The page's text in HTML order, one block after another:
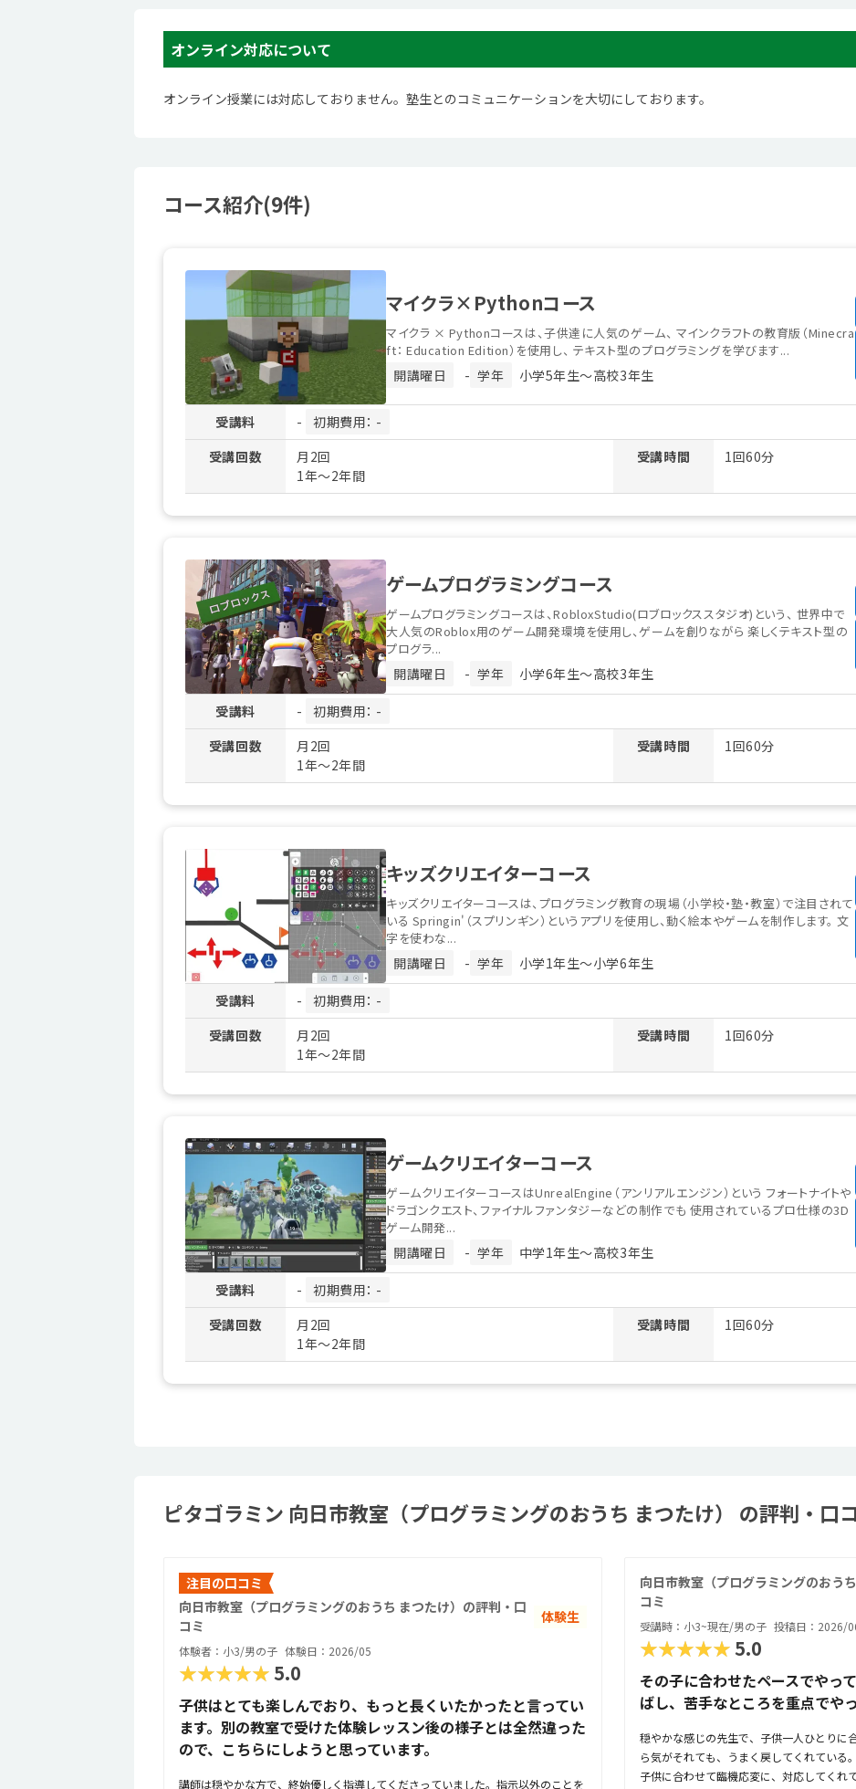
オンライン対応について
オンライン授業には対応しておりません。塾生とのコミュニケーションを大切にしております。
コース紹介(9件)
マイクラ×Pythonコース
マイクラ × Pythonコースは、子供達に人気のゲーム、 マインクラフトの教育版（Minecra
ft： Education Edition）を使用し、 テキスト型のプログラミングを学びます...
開講曜日 - 学年 小学5年生〜高校3年生
受講料 -
初期費用： -
受講回数
月2回
1年～2年間
受講時間 1回60分
ゲームプログラミングコース
ゲームプログラミングコースは、RobloxStudio(ロブロックススタジオ)という、 世界中で
大人気のRoblox用のゲーム開発環境を使用し、ゲームを創りながら 楽しくテキスト型の
プログラ...
開講曜日 - 学年 小学6年生〜高校3年生
受講料 -
初期費用： -
受講回数
月2回
1年～2年間
受講時間 1回60分
キッズクリエイターコース
キッズクリエイターコースは、プログラミング教育の現場（小学校・塾・教室）で注目されて
いる Springin'（スプリンギン）というアプリを使用し、動く絵本やゲームを制作します。 文
字を使わな...
開講曜日 - 学年 小学1年生〜小学6年生
受講料 -
初期費用： -
受講回数
月2回
1年～2年間
受講時間 1回60分
ゲームクリエイターコース
ゲームクリエイターコースはUnrealEngine（アンリアルエンジン）という フォートナイトや
ドラゴンクエスト、ファイナルファンタジーなどの制作でも 使用されているプロ仕様の3D
ゲーム開発...
開講曜日 - 学年 中学1年生〜高校3年生
受講料 -
初期費用： -
受講回数
月2回
1年～2年間
受講時間 1回60分
ピタゴラミン 向日市教室（プログラミングのおうち まつたけ） の評判・口
注目の口コミ
向日市教室（プログラミングのおうち まつたけ）の評判・口
コミ
体験生
体験者：小3/男の子 体験日：2026/05
★★★★★5.0
子供はとても楽しんでおり、もっと長くいたかったと言ってい
ます。別の教室で受けた体験レッスン後の様子とは全然違った
ので、こちらにしようと思っています。
講師は穏やかな方で、終始優しく指導してくださっていました。指示以外のことを
向日市教室（プログラミングのおう
コミ
受講時：小3~現在/男の子 投稿日：2026/
★★★★★5.0
その子に合わせたペースでやっ
ばし、苦手なところを重点でや
穏やかな感じの先生で、子供一人ひとりに
ら気がそれても、うまく戻してくれている
子供に合わせて臨機応変に、対応してくれ